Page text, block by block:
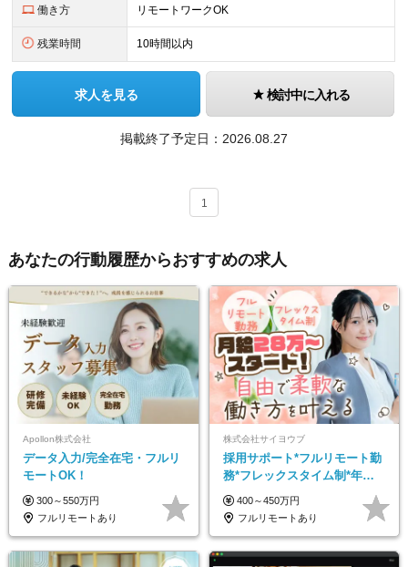
働き方 リモートワークOK
残業時間 10時間以内
求人を見る 検討中に入れる
掲載終了予定日： 2026.08.27
1
あなたの行動履歴からおすすめの求人
Apollon株式会社
データ入力/完全在宅・フルリ
モートOK！
300～550万円
フルリモートあり
株式会社サイヨウブ
採用サポート*フルリモート勤
務*フレックスタイム制*年休
120日*土日祝休み*残業ほぼな
し*育児中社員8割以上
400～450万円
フルリモートあり